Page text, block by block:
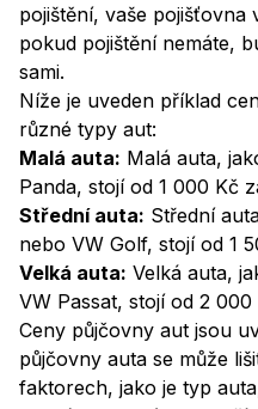
pojištění, vaše pojišťovna
pokud pojištění nemáte,
sami.
Níže je uveden příklad
různé typy aut:
Malá auta: Malá auta,
Panda, stojí od 1 000 Kč
Střední auta: Střední
nebo VW Golf, stojí od 1
Velká auta: Velká auta,
VW Passat, stojí od 2 000
Ceny půjčovny aut jsou
půjčovny auta se může
faktorech, jako je typ